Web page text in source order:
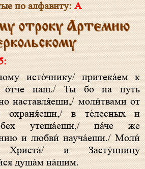
по алфавиту:А
отроку Артемию
о́тче наш./ Ты бо на путь
наставля́еши,/ моли́твами от
охраня́еши,/ в те́лесных и
утеша́еши,/ па́че же
и любви́ науча́еши./ Моли́
Христа́/ и Засту́пницу
душа́м на́шим.